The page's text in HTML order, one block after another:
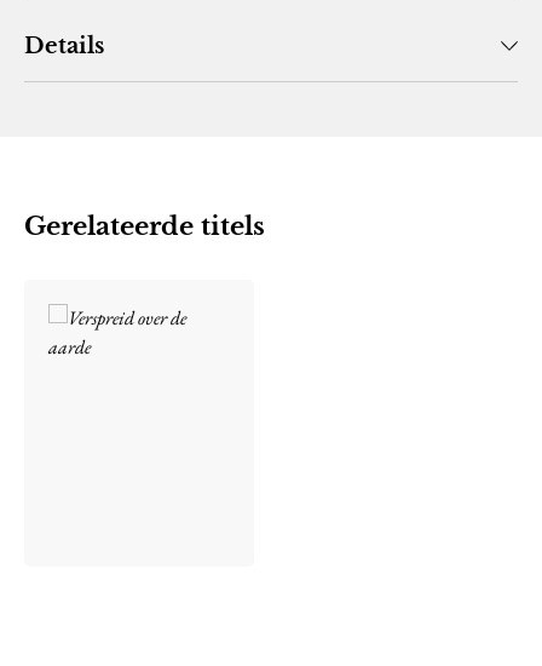
Details
Gerelateerde titels